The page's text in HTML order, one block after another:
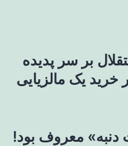
بر سر پدیده
خرید یک مالزیایی
دنبه» معروف بود!